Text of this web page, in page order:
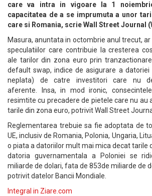
care va intra in vigoare la 1
capacitatea de a se imprumuta a unor
care si Romania, scrie Wall Street Journal
Masura, anuntata in octombrie anul trecut,
speculatiilor care contribuie la cresterea
ale tarilor din zona euro prin
default swap, indice de asigurare a datoriei
neplata) de catre investitori care nu
aferente. Insa, in mod ironic,
resimtite cu precadere de pietele care nu au
tarile din zona euro, potrivit Wall Street
Reglementarea trebuie sa fie adoptata de
UE, inclusiv de Romania, Polonia, Ungaria,
o piata a datoriilor mult mai mica decat tarile
datoria guvernamentala a Poloniei se
miliarde de dolari, fata de 853de miliarde de
potrivit datelor Bancii Mondiale.
Integral in Ziare.com